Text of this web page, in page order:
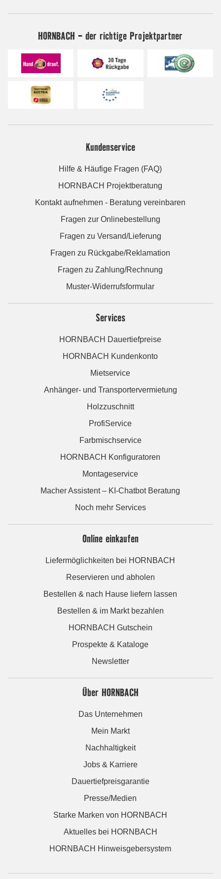
HORNBACH - der richtige Projektpartner
Kundenservice
Hilfe & Häufige Fragen (FAQ)
HORNBACH Projektberatung
Kontakt aufnehmen - Beratung vereinbaren
Fragen zur Onlinebestellung
Fragen zu Versand/Lieferung
Fragen zu Rückgabe/Reklamation
Fragen zu Zahlung/Rechnung
Muster-Widerrufsformular
Services
HORNBACH Dauertiefpreise
HORNBACH Kundenkonto
Mietservice
Anhänger- und Transportervermietung
Holzzuschnitt
ProfiService
Farbmischservice
HORNBACH Konfiguratoren
Montageservice
Macher Assistent – KI-Chatbot Beratung
Noch mehr Services
Online einkaufen
Liefermöglichkeiten bei HORNBACH
Reservieren und abholen
Bestellen & nach Hause liefern lassen
Bestellen & im Markt bezahlen
HORNBACH Gutschein
Prospekte & Kataloge
Newsletter
Über HORNBACH
Das Unternehmen
Mein Markt
Nachhaltigkeit
Jobs & Karriere
Dauertiefpreisgarantie
Presse/Medien
Starke Marken von HORNBACH
Aktuelles bei HORNBACH
HORNBACH Hinweisgebersystem